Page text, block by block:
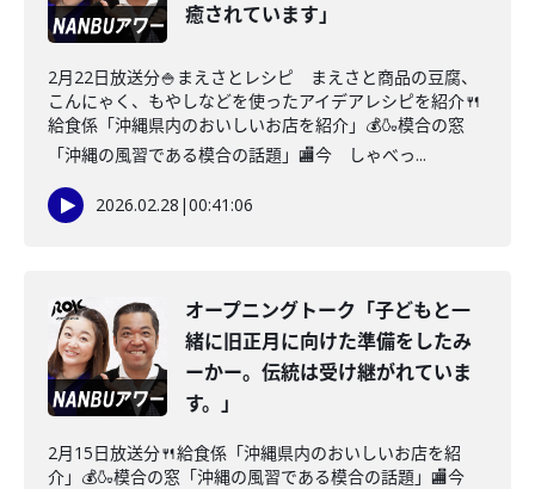
癒されています」
2月22日放送分🍚まえさとレシピ まえさと商品の豆腐、
こんにゃく、もやしなどを使ったアイデアレシピを紹介🍴
給食係「沖縄県内のおいしいお店を紹介」💰🍶模合の窓
「沖縄の風習である模合の話題」🏬今 しゃべっ...
2026.02.28 |00:41:06
オープニングトーク「子どもと一
緒に旧正月に向けた準備をしたみ
ーかー。伝統は受け継がれていま
す。」
2月15日放送分🍴給食係「沖縄県内のおいしいお店を紹
介」💰🍶模合の窓「沖縄の風習である模合の話題」🏬今